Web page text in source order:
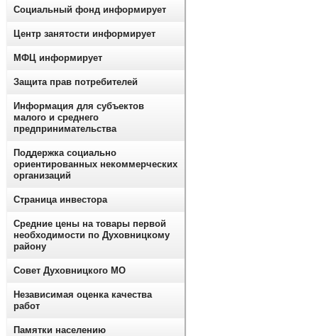
Социальный фонд информирует
Центр занятости информирует
МФЦ информирует
Защита прав потребителей
Информация для субъектов
малого и среднего
предпринимательства
Поддержка социально
ориентированных некоммерческих
организаций
Страница инвестора
Средние цены на товары первой
необходимости по Духовницкому
району
Совет Духовницкого МО
Независимая оценка качества
работ
Памятки населению